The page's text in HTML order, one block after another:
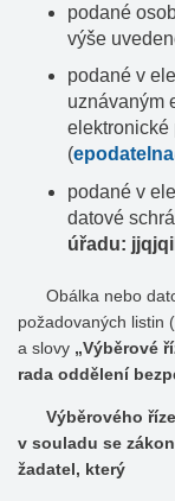
podané
výše
podané v
uznávaným
elektronické
(
podané v
datové
úřadu:
Obálka nebo
požadovaných listin
a slovy „Výběrové
rada oddělení
Výběrového
v souladu se
žadatel, který